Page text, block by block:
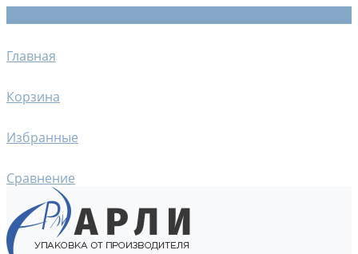
Главная
Корзина
Избранные
Сравнение